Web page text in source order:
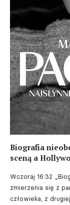
Biografia
sceną a
Wczoraj 16:32
zmierzenia się z
człowieka, z